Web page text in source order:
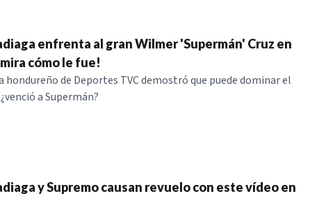
enfrenta al gran Wilmer 'Supermán' Cruz en
cómo le fue!
hondureño de Deportes TVC demostró que puede dominar el
a Supermán?
y Supremo causan revuelo con este vídeo en